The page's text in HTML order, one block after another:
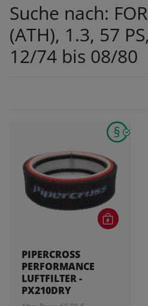
Suche nach:
(ATH), 1.3, 57
12/74 bis 08/80
PIPERCROSS
PERFORMANCE
LUFTFILTER -
PX210DRY